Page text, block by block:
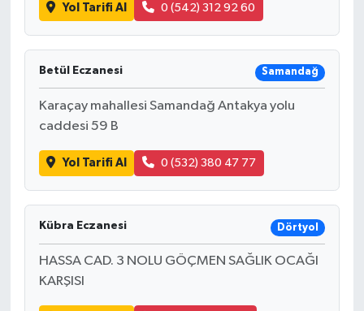
Yol Tarifi Al 0 (542) 312 92 60
Betül Eczanesi Samandağ
Karaçay mahallesi Samandağ Antakya yolu
caddesi 59 B
Yol Tarifi Al 0 (532) 380 47 77
Kübra Eczanesi Dörtyol
HASSA CAD. 3 NOLU GÖÇMEN SAĞLIK OCAĞI
KARŞISI